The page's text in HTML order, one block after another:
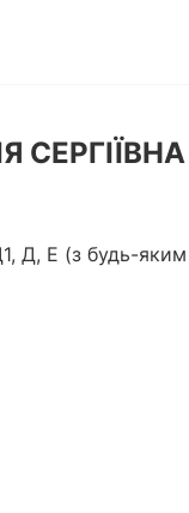
СЕРГІЇВНА
Д, E (з будь-